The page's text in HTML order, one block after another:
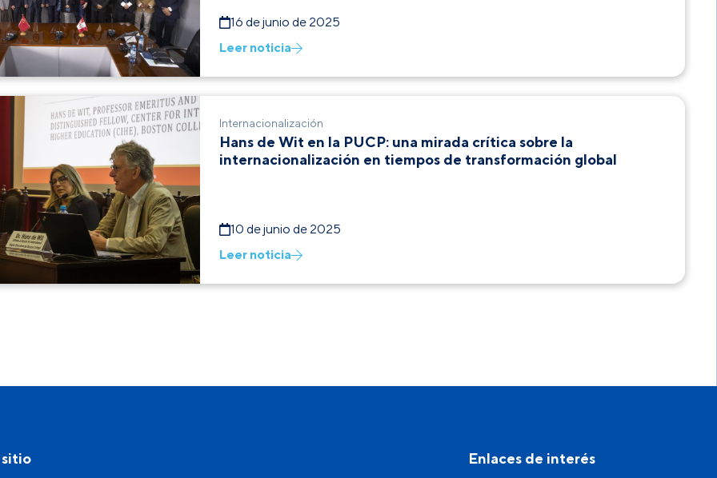
16 de junio de 2025
Leer noticia
Internacionalización
Hans de Wit en la PUCP: una mirada crítica sobre la
internacionalización en tiempos de transformación global
10 de junio de 2025
Leer noticia
sitio Enlaces de interés